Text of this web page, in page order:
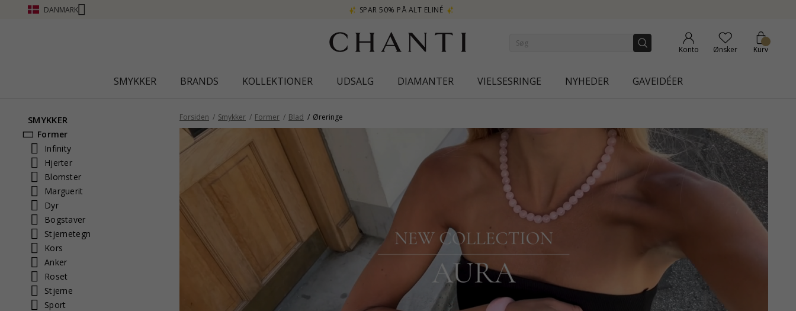
DANMARK SPAR 50% PÅ ALT ELINÉ
Konto Ønsker Kurv
SMYKKER BRANDS KOLLEKTIONER UDSALG DIAMANTER VIELSESRINGE NYHEDER GAVEIDÉER
SMYKKER
Former
Infinity
Hjerter
Blomster
Marguerit
Dyr
Bogstaver
Stjernetegn
Kors
Anker
Roset
Stjerne
Sport
Forsiden Smykker Former Blad Øreringe